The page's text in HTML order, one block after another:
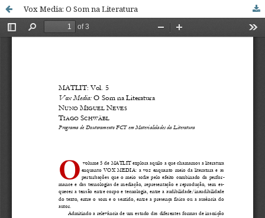
Vox Media: O Som na Literatura